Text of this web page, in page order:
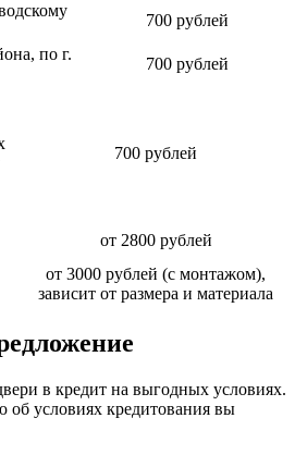
700 рублей
по г.
700 рублей
700 рублей
от 2800 рублей
от 3000 рублей (с монтажом),
зависит от размера и материала
в кредит на выгодных условиях.
условиях кредитования вы